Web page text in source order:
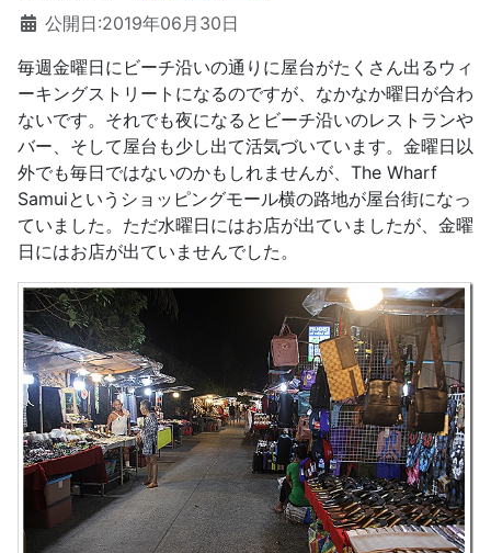
公開日:2019年06月30日
毎週金曜日にビーチ沿いの通りに屋台がたくさん出るウィ
ーキングストリートになるのですが、なかなか曜日が合わ
ないです。それでも夜になるとビーチ沿いのレストランや
バー、そして屋台も少し出て活気づいています。金曜日以
外でも毎日ではないのかもしれませんが、The Wharf
Samuiというショッピングモール横の路地が屋台街になっ
ていました。ただ水曜日にはお店が出ていましたが、金曜
日にはお店が出ていませんでした。